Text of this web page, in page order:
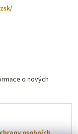
o nových